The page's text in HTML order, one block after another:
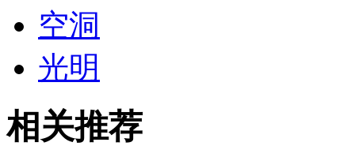
空洞
光明
相关推荐